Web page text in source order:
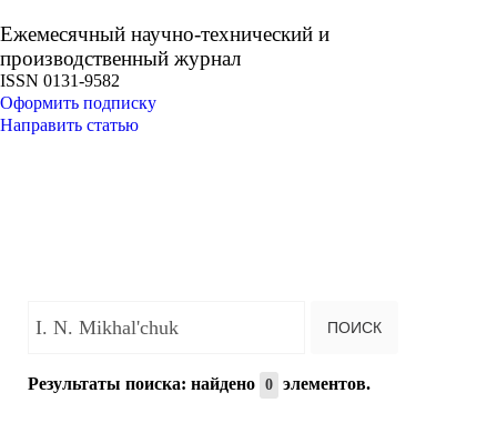
Ежемесячный научно-технический и
производственный журнал
ISSN 0131-9582
Оформить подписку
Направить статью
ПОИСК
Результаты поиска: найдено 0 элементов.